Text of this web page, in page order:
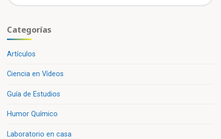
Categorías
Artículos
Ciencia en Vídeos
Guía de Estudios
Humor Químico
Laboratorio en casa